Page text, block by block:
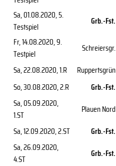
Sa, 01.08.2020, 5.
Testspiel
Grb.-Fst.
Fr, 14.08.2020, 9.
Testpiel
Schreiersgr.
Sa, 22.08.2020, 1.R Ruppertsgrün
So, 30.08.2020, 2.R Grb.-Fst.
Sa, 05.09.2020,
1.ST
Plauen Nord
Sa, 12.09.2020, 2.ST Grb.-Fst.
Sa, 26.09.2020,
4.ST
Grb.-Fst.